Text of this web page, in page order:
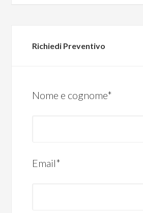
Richiedi Preventivo
Nome e cognome*
Email*